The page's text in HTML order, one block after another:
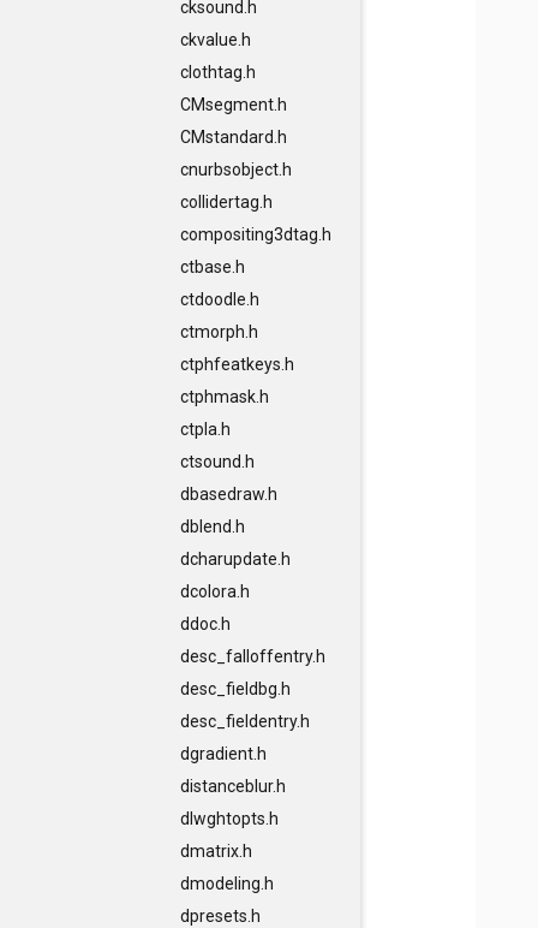
cksound.h
ckvalue.h
clothtag.h
CMsegment.h
CMstandard.h
cnurbsobject.h
collidertag.h
compositing3dtag.h
ctbase.h
ctdoodle.h
ctmorph.h
ctphfeatkeys.h
ctphmask.h
ctpla.h
ctsound.h
dbasedraw.h
dblend.h
dcharupdate.h
dcolora.h
ddoc.h
desc_falloffentry.h
desc_fieldbg.h
desc_fieldentry.h
dgradient.h
distanceblur.h
dlwghtopts.h
dmatrix.h
dmodeling.h
dpresets.h